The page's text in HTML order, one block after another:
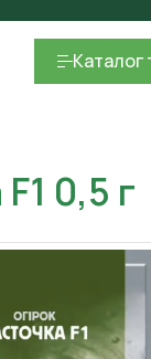
Каталог
0,5 г